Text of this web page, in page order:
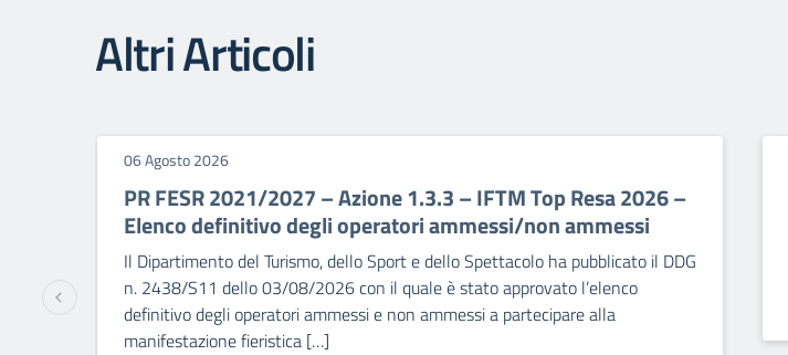
Altri Articoli
06 Agosto 2026
PR FESR 2021/2027 – Azione 1.3.3 – IFTM Top Resa 2026 –
Elenco definitivo degli operatori ammessi/non ammessi
Il Dipartimento del Turismo, dello Sport e dello Spettacolo ha pubblicato il DDG
n. 2438/S11 dello 03/08/2026 con il quale è stato approvato l’elenco
definitivo degli operatori ammessi e non ammessi a partecipare alla
manifestazione fieristica […]